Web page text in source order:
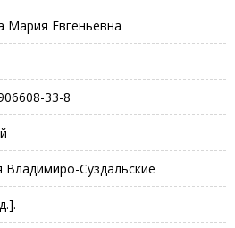
Мария Евгеньевна
33-8
Владимиро-Суздальские